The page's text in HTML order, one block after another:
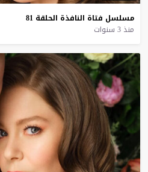
مسلسل فتاة النافذة الحلقة 81
منذ 3 سنوات